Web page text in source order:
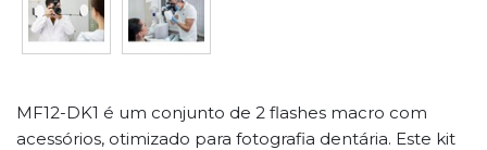
MF12-DK1 é um conjunto de 2 flashes macro com
acessórios, otimizado para fotografia dentária. Este kit